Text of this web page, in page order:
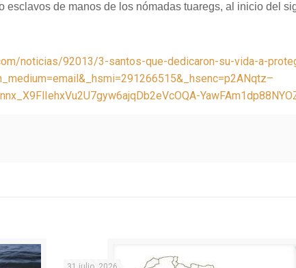
esclavos de manos de los nómadas tuaregs, al inicio del
noticias/92013/3-santos-que-dedicaron-su-vida-a-